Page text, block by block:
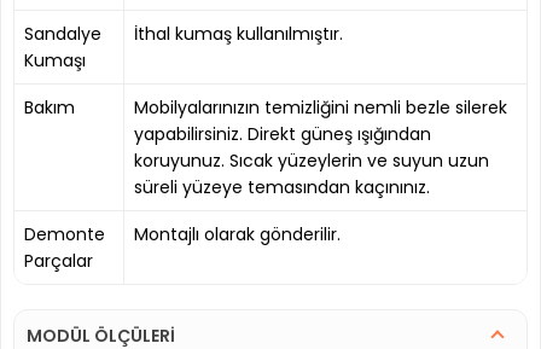
Sandalye
Kumaşı
İthal kumaş kullanılmıştır.
Bakım
Mobilyalarınızın temizliğini nemli bezle silerek
yapabilirsiniz. Direkt güneş ışığından
koruyunuz. Sıcak yüzeylerin ve suyun uzun
süreli yüzeye temasından kaçınınız.
Demonte
Parçalar
Montajlı olarak gönderilir.
MODÜL ÖLÇÜLERİ